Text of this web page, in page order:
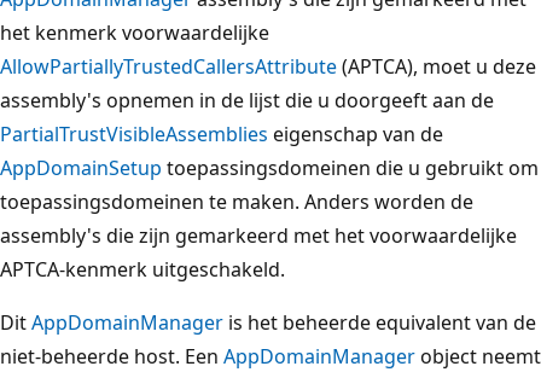
het kenmerk voorwaardelijke
AllowPartiallyTrustedCallersAttribute(APTCA), moet u deze
assembly's opnemen in de lijst die u doorgeeft aan de
PartialTrustVisibleAssemblies eigenschap van de
AppDomainSetup toepassingsdomeinen die u gebruikt om
toepassingsdomeinen te maken. Anders worden de
assembly's die zijn gemarkeerd met het voorwaardelijke
APTCA-kenmerk uitgeschakeld.
DitAppDomainManager is het beheerde equivalent van de
niet-beheerde host. Een AppDomainManagerobject neemt